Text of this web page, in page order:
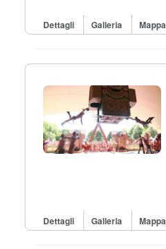
Dettagli Galleria Mappa
Dettagli Galleria Mappa